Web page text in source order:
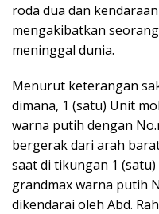
roda dua dan
mengakibatkan
meninggal dunia.
Menurut keterangan
dimana, 1 (satu) Unit
warna putih dengan
bergerak dari arah
saat di tikungan 1
grandmax warna putih
dikendarai oleh Abd.